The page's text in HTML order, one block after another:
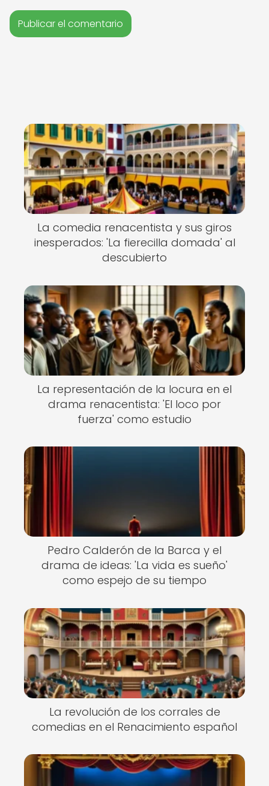
La comedia renacentista y sus giros
inesperados: 'La fierecilla domada' al
descubierto
La representación de la locura en el
drama renacentista: 'El loco por
fuerza' como estudio
Pedro Calderón de la Barca y el
drama de ideas: 'La vida es sueño'
como espejo de su tiempo
La revolución de los corrales de
comedias en el Renacimiento español